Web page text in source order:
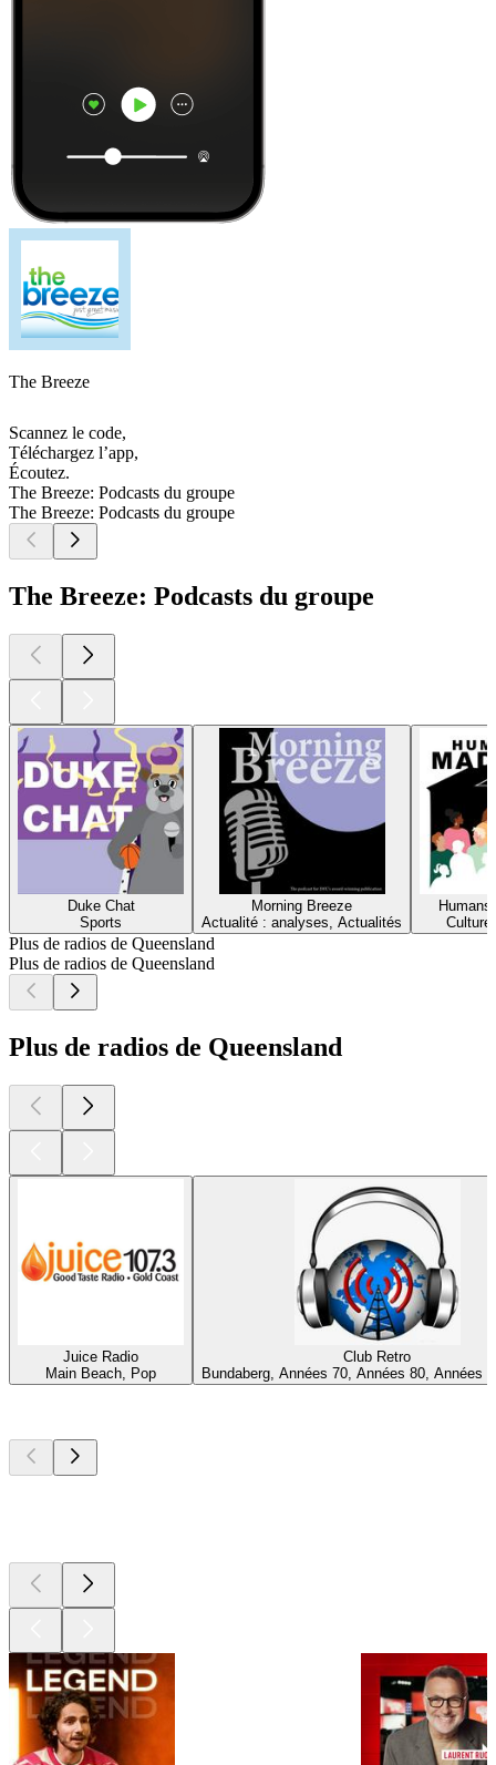
The Breeze
Scannez le code,
Téléchargez l’app,
Écoutez.
The Breeze: Podcasts du groupe
The Breeze: Podcasts du groupe
The Breeze: Podcasts du groupe
Duke Chat
Sports
Morning Breeze
Actualité : analyses, Actualités
Plus de radios de Queensland
Plus de radios de Queensland
Plus de radios de Queensland
Juice Radio
Main Beach, Pop
Club Retro
Bundaberg, Années 70, Années 80, Années